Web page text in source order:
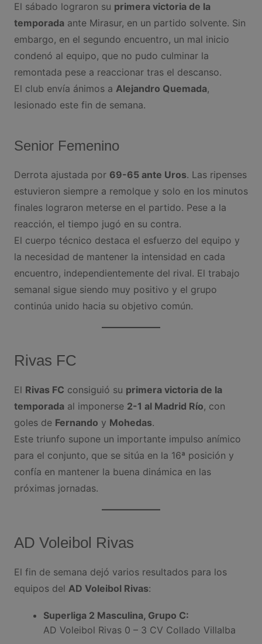
El sábado lograron su primera victoria de la
temporadaante Mirasur, en un partido solvente. Sin
embargo, en el segundo encuentro, un mal inicio
condenó al equipo, que no pudo culminar la
remontada pese a reaccionar tras el descanso.
El club envía ánimos a Alejandro Quemada,
lesionado este fin de semana.
Senior Femenino
Derrota ajustada por 69-65 ante Uros. Las ripenses
estuvieron siempre a remolque y solo en los minutos
finales lograron meterse en el partido. Pese a la
reacción, el tiempo jugó en su contra.
El cuerpo técnico destaca el esfuerzo del equipo y
la necesidad de mantener la intensidad en cada
encuentro, independientemente del rival. El trabajo
semanal sigue siendo muy positivo y el grupo
continúa unido hacia su objetivo común.
Rivas FC
El Rivas FC consiguió su primera victoria de la
temporadaal imponerse 2-1 al Madrid Río, con
goles de Fernando y Mohedas.
Este triunfo supone un importante impulso anímico
para el conjunto, que se sitúa en la 16ª posición y
confía en mantener la buena dinámica en las
próximas jornadas.
AD Voleibol Rivas
El fin de semana dejó varios resultados para los
equipos del AD Voleibol Rivas:
Superliga 2 Masculina, Grupo C:
AD Voleibol Rivas 0 – 3 CV Collado Villalba